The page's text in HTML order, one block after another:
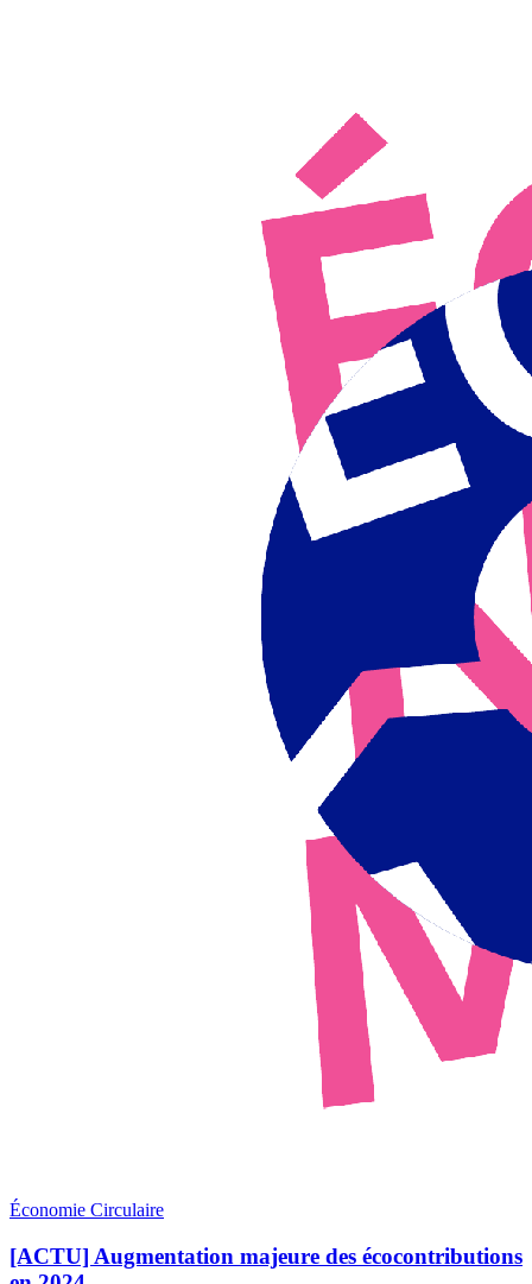
Économie Circulaire
[ACTU] Augmentation majeure des écocontributions